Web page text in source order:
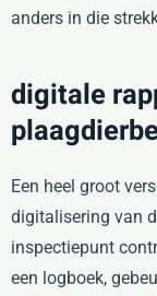
anders in die
digitale
Een heel groot
digitalisering van
inspectiepunt
een logboek,